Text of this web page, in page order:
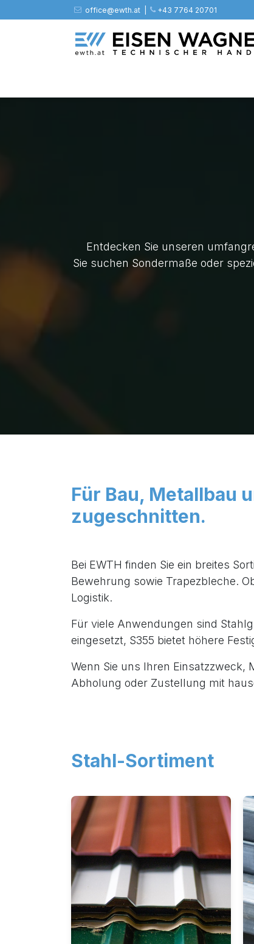
Zum Inhalt springenoffice@ewth.at | ​​​ +43 7764 20701
Entdecken Sie unseren
Sie suchen Sondermaße oder
Für Bau, Metallbau
zugeschnitten.
Bei EWTH finden Sie ein breites
Bewehrung sowie Trapezbleche.
Logistik.
Für viele Anwendungen sind
eingesetzt, S355 bietet höhere
Wenn Sie uns Ihren
Abholung oder Zustellung mit
Stahl-Sortiment